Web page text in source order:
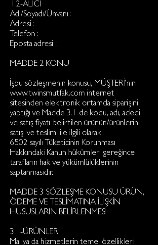
1.2-ALICI
Adı/Soyadı/Ünvanı :
Adresi :
Telefon :
Eposta adresi :
MADDE 2 KONU
İşbu sözleşmenin konusu, MÜŞTERİ’nin
www.twinsmutfak.com internet
sitesinden elektronik ortamda siparişini
yaptığı ve Madde 3.1 de kodu, adı, adedi
ve satış fiyatı belirtilen ürünün/ürünlerin
satışı ve teslimi ile ilgili olarak
6502 sayılı Tüketicinin Korunması
Hakkındaki Kanun hükümleri gereğince
tarafların hak ve yükümlülüklerinin
saptanmasıdır.
MADDE 3 SÖZLEŞME KONUSU ÜRÜN,
ÖDEME VE TESLİMATINA İLİŞKİN
HUSUSLARIN BELİRLENMESİ
3.1-ÜRÜNLER
Mal ya da hizmetlerin temel özellikleri